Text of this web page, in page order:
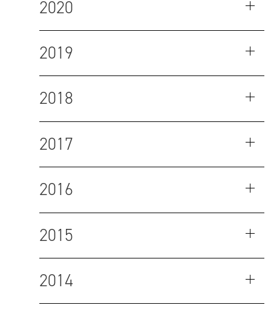
2020
2019
2018
2017
2016
2015
2014